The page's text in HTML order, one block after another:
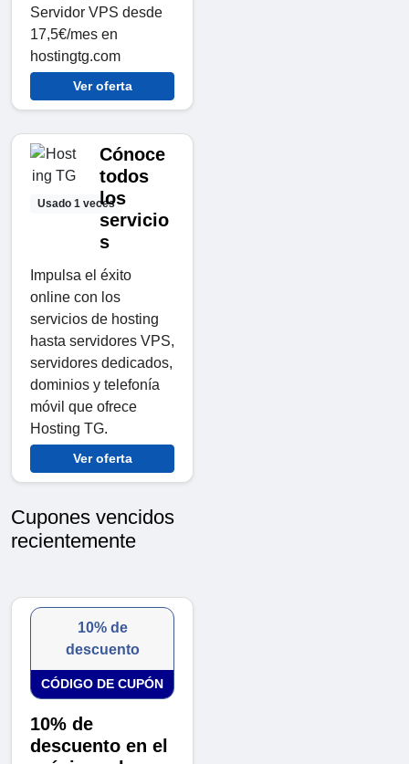
Servidor VPS desde
17,5€/mes en
hostingtg.com
Ver oferta
Usado 1 veces
Cónoce
todos
los
servicio
s
Impulsa el éxito
online con los
servicios de hosting
hasta servidores VPS,
servidores dedicados,
dominios y telefonía
móvil que ofrece
Hosting TG.
Ver oferta
Cupones vencidos
recientemente
10% de
descuento
CÓDIGO DE CUPÓN
10% de
descuento en el